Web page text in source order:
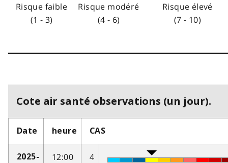
Risque faible
(1 - 3)
Risque modéré
(4 - 6)
Risque élevé
(7 - 10)
Cote air santé observations (un jour).
Date heure CAS
2025-
12:00
4